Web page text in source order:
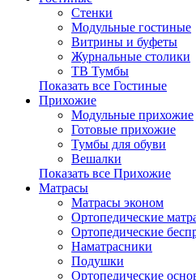
Стенки
Модульные гостиные
Витрины и буфеты
Журнальные столики
ТВ Тумбы
Показать все Гостиные
Прихожие
Модульные прихожие
Готовые прихожие
Тумбы для обуви
Вешалки
Показать все Прихожие
Матрасы
Матрасы эконом
Ортопедические
Ортопедические
Наматрасники
Подушки
Ортопедические